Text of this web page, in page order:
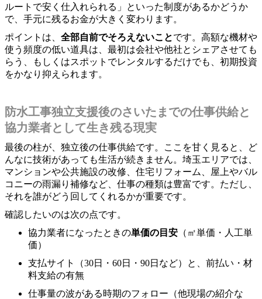
ルートで安く仕入れられる」といった制度があるかどうか
で、手元に残るお金が大きく変わります。
ポイントは、 全部自前でそろえないことです。高額な機材や
使う頻度の低い道具は、最初は会社や他社とシェアさせても
らう、もしくはスポットでレンタルするだけでも、初期投資
をかなり抑えられます。
防水工事独立支援後のさいたまでの仕事供給と
協力業者として生き残る現実
最後の柱が、独立後の仕事供給です。ここを甘く見ると、ど
んなに技術があっても生活が続きません。埼玉エリアでは、
マンションや公共施設の改修、住宅リフォーム、屋上やバル
コニーの雨漏り補修など、仕事の種類は豊富です。ただし、
それを誰がどう回してくれるかが重要です。
確認したいのは次の点です。
協力業者になったときの単価の目安 （㎡単価・人工単
価）
支払サイト（30日・60日・90日など）と、前払い・材
料支給の有無
仕事量の波がある時期のフォロー（他現場の紹介な